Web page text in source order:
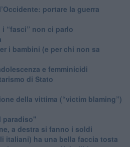
portare la guerra
“fasci” non ci parlo
i bambini (e per chi non sa
e femminicidi
di Stato
della vittima (“victim blaming”)
paradiso"
a destra si fanno i soldi
italiani) ha una bella faccia tosta